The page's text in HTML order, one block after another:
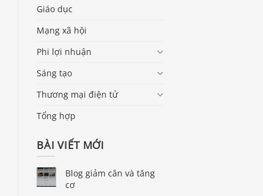
Giáo dục
Mạng xã hội
Phi lợi nhuận
Sáng tạo
Thương mại điện tử
Tổng hợp
BÀI VIẾT MỚI
Blog giảm cân và tăng
cơ